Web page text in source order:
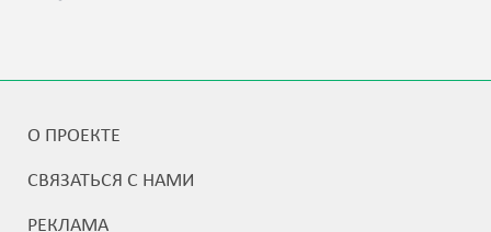
О ПРОЕКТЕ
СВЯЗАТЬСЯ С НАМИ
РЕКЛАМА